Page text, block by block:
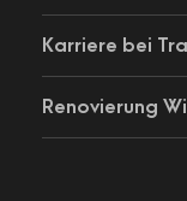
Karriere bei
Renovierung